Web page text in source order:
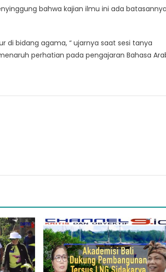
bahwa kajian ilmu ini ada
di bidang agama, “ ujarnya saat sesi tanya
perhatian pada pengajaran Bahasa